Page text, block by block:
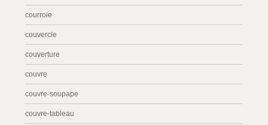
courroie
couvercle
couverture
couvre
couvre-soupape
couvre-tableau